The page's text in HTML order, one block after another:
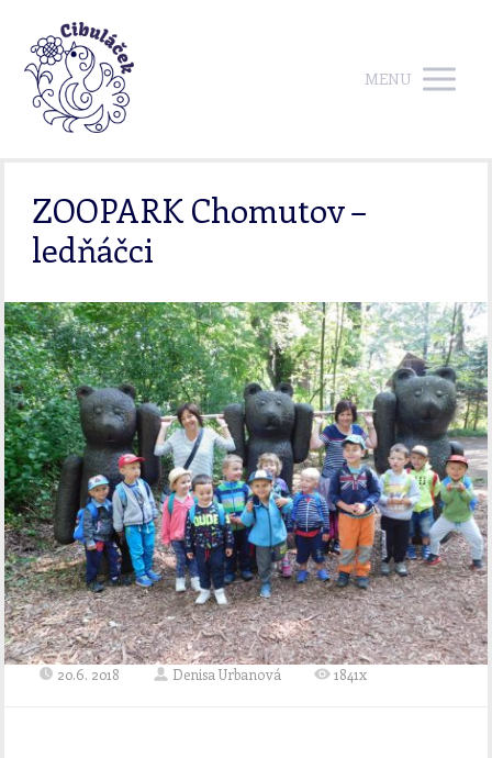
MENU
ZOOPARK Chomutov –
ledňáčci
20.6. 2018 Denisa Urbanová 1841x